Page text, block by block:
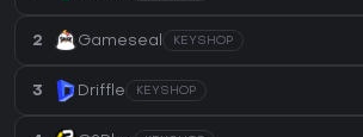
2 Gameseal KEYSHOP
3 Driffle KEYSHOP